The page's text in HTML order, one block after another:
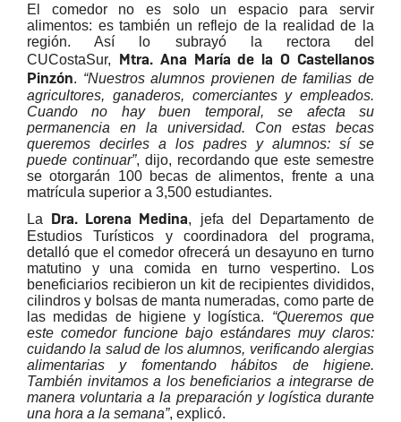
El comedor no es solo un espacio para servir
alimentos: es también un reflejo de la realidad de la
región. Así lo subrayó la rectora del
CUCostaSur, Mtra. Ana María de la O Castellanos
Pinzón. “Nuestros alumnos provienen de familias de
agricultores, ganaderos, comerciantes y empleados.
Cuando no hay buen temporal, se afecta su
permanencia en la universidad. Con estas becas
queremos decirles a los padres y alumnos: sí se
puede continuar”, dijo, recordando que este semestre
se otorgarán 100 becas de alimentos, frente a una
matrícula superior a 3,500 estudiantes.
La Dra. Lorena Medina, jefa del Departamento de
Estudios Turísticos y coordinadora del programa,
detalló que el comedor ofrecerá un desayuno en turno
matutino y una comida en turno vespertino. Los
beneficiarios recibieron un kit de recipientes divididos,
cilindros y bolsas de manta numeradas, como parte de
las medidas de higiene y logística. “Queremos que
este comedor funcione bajo estándares muy claros:
cuidando la salud de los alumnos, verificando alergias
alimentarias y fomentando hábitos de higiene.
También invitamos a los beneficiarios a integrarse de
manera voluntaria a la preparación y logística durante
una hora a la semana”, explicó.